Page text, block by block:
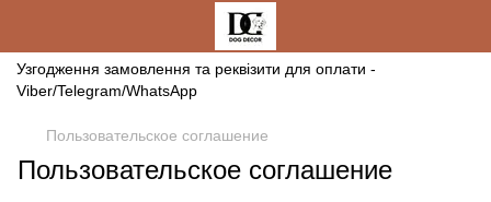
Узгодження замовлення та реквізити для оплати -
Viber/Telegram/WhatsApp
Пользовательское соглашение
Пользовательское соглашение